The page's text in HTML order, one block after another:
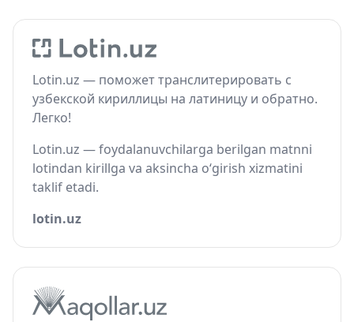
Lotin.uz — поможет транслитерировать с
узбекской кириллицы на латиницу и обратно.
Легко!
Lotin.uz — foydalanuvchilarga berilgan matnni
lotindan kirillga va aksincha o‘girish xizmatini
taklif etadi.
lotin.uz